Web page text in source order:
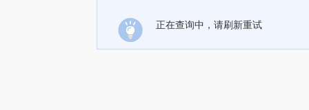
正在查询中，请刷新重试